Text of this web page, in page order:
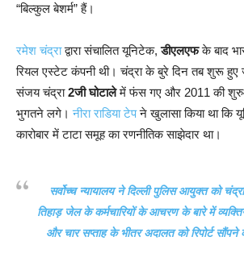
“बिल्कुल बेशर्म” हैं।
रमेश चंद्राद्वारा संचालित यूनिटेक,डीएलएफके बाद
रियल एस्टेट कंपनी थी। चंद्रा के बुरे दिन तब शुरू
संजय चंद्रा2जी घोटालेमें फंस गए और 2011 की
भुगतने लगे।नीरा राडिया टेपने खुलासा किया था कि
कारोबार में टाटा समूह का रणनीतिक साझेदार था।
सर्वोच्च न्यायालय ने दिल्ली पुलिस आयुक्त को
तिहाड़ जेल के कर्मचारियों के आचरण के बारे में
और चार सप्ताह के भीतर अदालत को रिपोर्ट सौंपने